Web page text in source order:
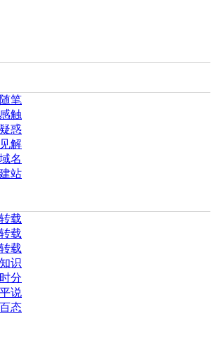
笔
触
惑
解
名
站
载
载
载
识
分
说
态